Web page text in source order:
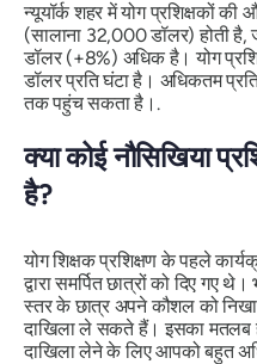
न्यूयॉर्क शहर में योग प्रशिक्षकों
(सालाना 32,000 डॉलर) होती
डॉलर (+8%) अधिक है। योग
डॉलर प्रति घंटा है। अधिकतम
तक पहुंच सकता है।.
क्या कोई नौसिखिया
है?
योग शिक्षक प्रशिक्षण के पहले
द्वारा समर्पित छात्रों को दिए गए
स्तर के छात्र अपने कौशल को
दाखिला ले सकते हैं। इसका मतलब है
दाखिला लेने के लिए आपको बहुत